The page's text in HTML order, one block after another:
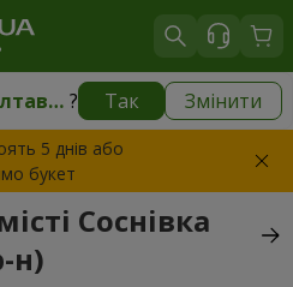
Соснівка (Полтавський р-н) ? Так Змінити
р-н) безкоштовно
5 днів або
букет
Соснівка
н)